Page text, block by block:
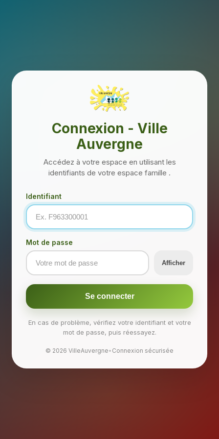
Connexion - Ville
Auvergne
Accédez à votre espace en utilisant les
identifiants de votre espace famille .
Identifiant
Mot de passe
Afficher
Se connecter
En cas de problème, vérifiez votre identifiant et votre
mot de passe, puis réessayez.
© 2026 VilleAuvergne• Connexion sécurisée